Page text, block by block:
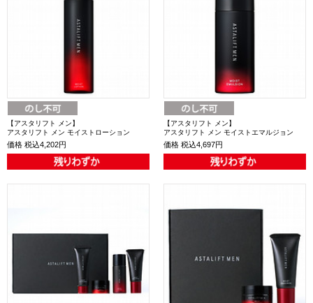
【アスタリフト メン】
アスタリフト メン モイストローション
価格 税込4,202円
【アスタリフト メン】
アスタリフト メン モイストエマルジョン
価格 税込4,697円